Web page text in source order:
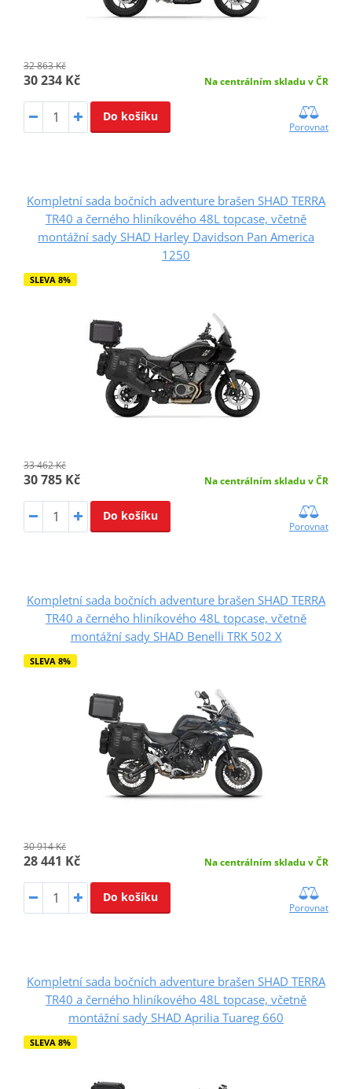
32 863 Kč
30 234 Kč Na centrálním skladu v ČR
Do košíku
Porovnat
Kompletní sada bočních adventure brašen SHAD TERRA
TR40 a černého hliníkového 48L topcase, včetně
montážní sady SHAD Harley Davidson Pan America
1250
SLEVA 8%
33 462 Kč
30 785 Kč Na centrálním skladu v ČR
Do košíku
Porovnat
Kompletní sada bočních adventure brašen SHAD TERRA
TR40 a černého hliníkového 48L topcase, včetně
montážní sady SHAD Benelli TRK 502 X
SLEVA 8%
30 914 Kč
28 441 Kč Na centrálním skladu v ČR
Do košíku
Porovnat
Kompletní sada bočních adventure brašen SHAD TERRA
TR40 a černého hliníkového 48L topcase, včetně
montážní sady SHAD Aprilia Tuareg 660
SLEVA 8%